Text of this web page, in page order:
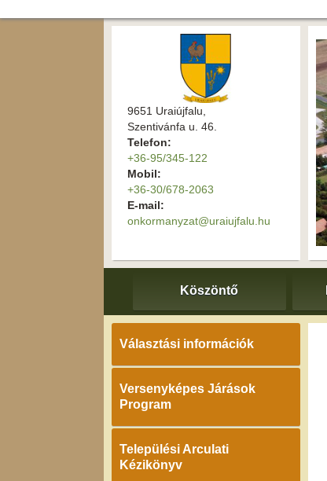
9651 Uraiújfalu,
Szentivánfa u. 46.
Telefon:
+36-95/345-122
Mobil:
+36-30/678-2063
E-mail:
onkormanyzat@uraiujfalu.hu
Köszöntő
Választási információk
Versenyképes Járások
Program
Települési Arculati
Kézikönyv